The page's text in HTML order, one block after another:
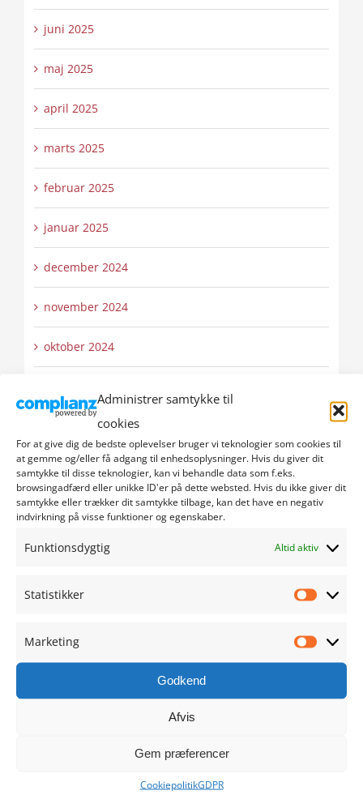
Administrer samtykke til
cookies
For at give dig de bedste oplevelser bruger vi teknologier som cookies til
at gemme og/eller få adgang til enhedsoplysninger. Hvis du giver dit
samtykke til disse teknologier, kan vi behandle data som f.eks.
browsingadfærd eller unikke ID'er på dette websted. Hvis du ikke giver dit
samtykke eller trækker dit samtykke tilbage, kan det have en negativ
indvirkning på visse funktioner og egenskaber.
Funktionsdygtig Altid aktiv
Statistikker
Marketing
Godkend
Afvis
Gem præferencer
CookiepolitikGDPR
juni 2025
maj 2025
april 2025
marts 2025
februar 2025
januar 2025
december 2024
november 2024
oktober 2024
august 2024
juli 2024
juni 2024
maj 2024
februar 2024
januar 2024